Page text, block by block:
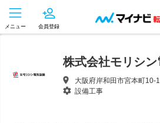
メニュー 会員登録
株式会社モリシ
大阪府岸和田市宮本町10-
設備工事